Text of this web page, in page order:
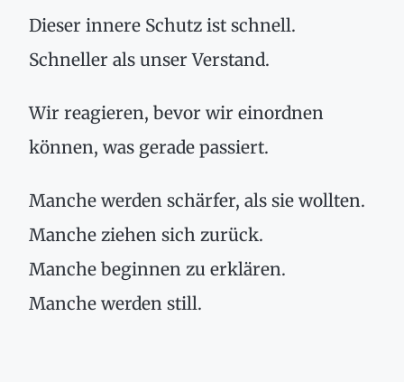
Dieser innere Schutz ist schnell.
Schneller als unser Verstand.
Wir reagieren, bevor wir einordnen
können, was gerade passiert.
Manche werden schärfer, als sie wollten.
Manche ziehen sich zurück.
Manche beginnen zu erklären.
Manche werden still.